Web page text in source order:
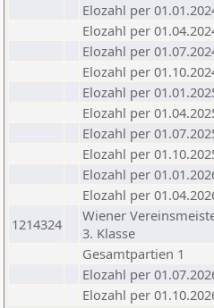
Elozahl per
Elozahl per
Elozahl per
Elozahl per
Elozahl per
Elozahl per
Elozahl per
Elozahl per
Elozahl per
Elozahl per
1214324
Wiener
3. Klasse
Gesamtpartien 1
Elozahl per
Elozahl per